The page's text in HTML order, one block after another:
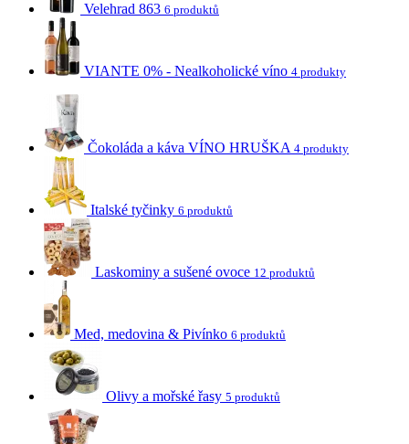
Velehrad 863 6 produktů
VIANTE 0% - Nealkoholické víno 4 produkty
Čokoláda a káva VÍNO HRUŠKA 4 produkty
Italské tyčinky 6 produktů
Laskominy a sušené ovoce 12 produktů
Med, medovina & Pivínko 6 produktů
Olivy a mořské řasy 5 produktů